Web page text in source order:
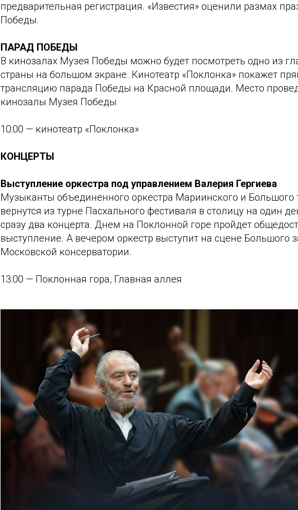
предварительная регистрация. «Известия» оценили размах
Победы.
ПАРАД ПОБЕДЫ
В кинозалах Музея Победы можно будет посмотреть одно из
страны на большом экране. Кинотеатр «Поклонка» покажет
трансляцию парада Победы на Красной площади. Место
кинозалы Музея Победы
10:00 — кинотеатр «Поклонка»
КОНЦЕРТЫ
Выступление оркестра под управлением Валерия Гергиева
Музыканты объединенного оркестра Мариинского и Большого
вернутся из турне Пасхального фестиваля в столицу на один
сразу два концерта. Днем на Поклонной горе пройдет
выступление. А вечером оркестр выступит на сцене Большого
Московской консерватории.
13:00 — Поклонная гора, Главная аллея